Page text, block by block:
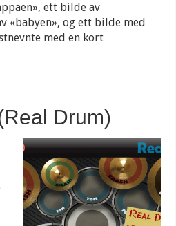
ett bilde av
«babyen», og ett bilde med
med en kort
Drum)